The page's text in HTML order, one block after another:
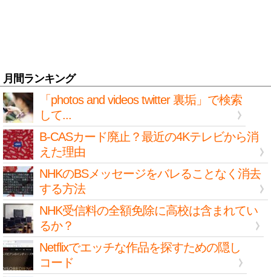
月間ランキング
「photos and videos twitter 裏垢」で検索
して...
B-CASカード廃止？最近の4Kテレビから消
えた理由
NHKのBSメッセージをバレることなく消去
する方法
NHK受信料の全額免除に高校は含まれてい
るか？
Netflixでエッチな作品を探すための隠し
コード